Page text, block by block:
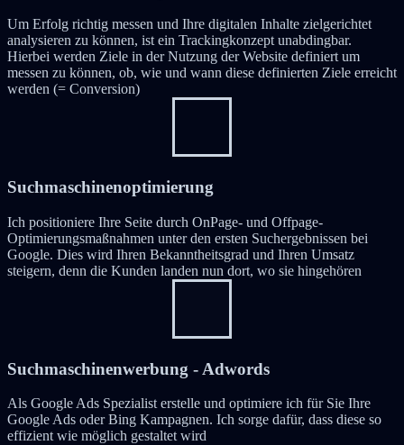
Um Erfolg richtig messen und Ihre digitalen Inhalte zielgerichtet
analysieren zu können, ist ein Trackingkonzept unabdingbar.
Hierbei werden Ziele in der Nutzung der Website definiert um
messen zu können, ob, wie und wann diese definierten Ziele erreicht
werden (= Conversion)
Suchmaschinenoptimierung
Ich positioniere Ihre Seite durch OnPage- und Offpage-
Optimierungsmaßnahmen unter den ersten Suchergebnissen bei
Google. Dies wird Ihren Bekanntheitsgrad und Ihren Umsatz
steigern, denn die Kunden landen nun dort, wo sie hingehören
Suchmaschinenwerbung - Adwords
Als Google Ads Spezialist erstelle und optimiere ich für Sie Ihre
Google Ads oder Bing Kampagnen. Ich sorge dafür, dass diese so
effizient wie möglich gestaltet wird